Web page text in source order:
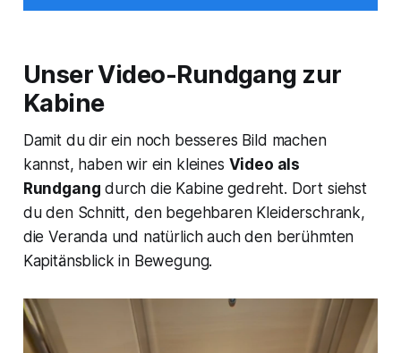
Unser Video-Rundgang zur
Kabine
Damit du dir ein noch besseres Bild machen
kannst, haben wir ein kleines Video als
Rundgang durch die Kabine gedreht. Dort siehst
du den Schnitt, den begehbaren Kleiderschrank,
die Veranda und natürlich auch den berühmten
Kapitänsblick in Bewegung.